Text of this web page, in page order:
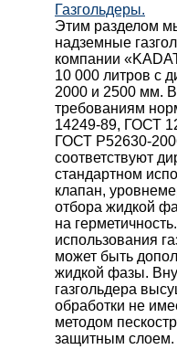
Газгольдеры.
Этим разделом
надземные
компании
10 000 литров с
2000 и 2500 мм.
требованиям
14249-89, ГОСТ
ГОСТ Р52630-
соответствуют
стандартном
клапан,
отбора жидкой
на
использования
может быть
жидкой фазы.
газгольдера
обработки не
методом
защитным слоем.